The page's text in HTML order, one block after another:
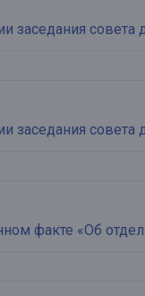
заседания совета
заседания совета
факте «Об